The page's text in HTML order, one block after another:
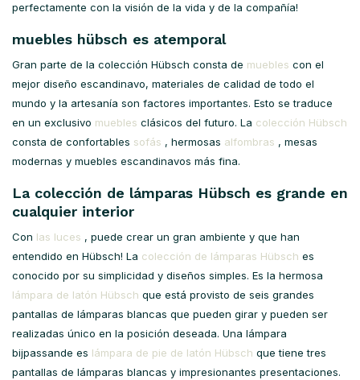
perfectamente con la visión de la vida y de la compañía!
muebles hübsch es atemporal
Gran parte de la colección Hübsch consta de muebles con el
mejor diseño escandinavo, materiales de calidad de todo el
mundo y la artesanía son factores importantes. Esto se traduce
en un exclusivo muebles clásicos del futuro. La colección Hübsch
consta de confortables sofás , hermosas alfombras , mesas
modernas y muebles escandinavos más fina.
La colección de lámparas Hübsch es grande en
cualquier interior
Con las luces , puede crear un gran ambiente y que han
entendido en Hübsch! La colección de lámparas Hübsch es
conocido por su simplicidad y diseños simples. Es la hermosa
lámpara de latón Hübsch que está provisto de seis grandes
pantallas de lámparas blancas que pueden girar y pueden ser
realizadas único en la posición deseada. Una lámpara
bijpassande es lámpara de pie de latón Hübsch que tiene tres
pantallas de lámparas blancas y impresionantes presentaciones.